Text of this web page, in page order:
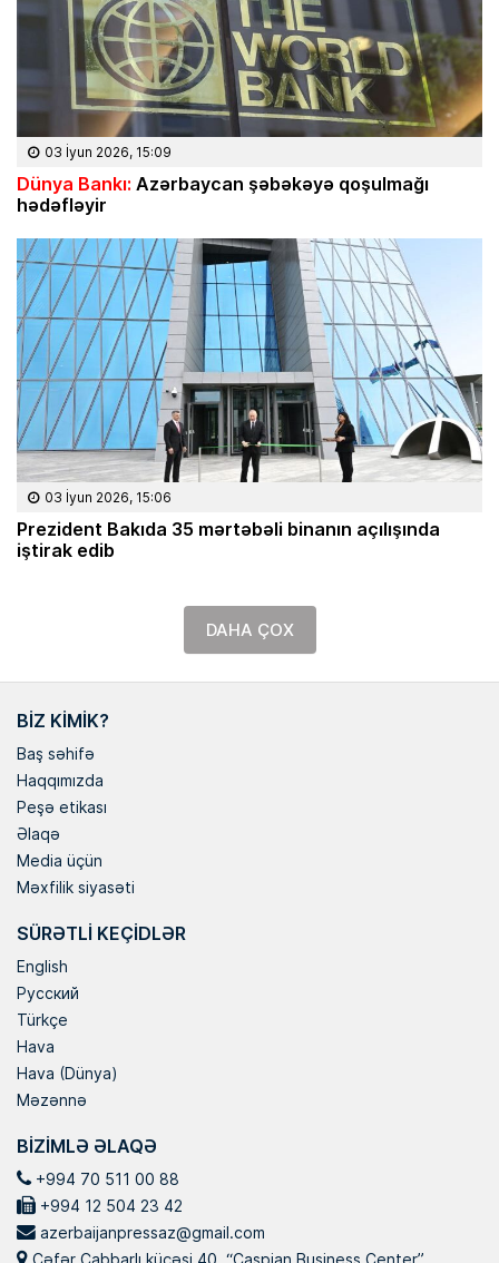
03 İyun 2026, 15:09
Dünya Bankı: Azərbaycan şəbəkəyə qoşulmağı
hədəfləyir
03 İyun 2026, 15:06
Prezident Bakıda 35 mərtəbəli binanın açılışında
iştirak edib
DAHA ÇOX
BIZ KIMIK?
Baş səhifə
Haqqımızda
Peşə etikası
Əlaqə
Media üçün
Məxfilik siyasəti
SÜRƏTLI KEÇIDLƏR
English
Русский
Türkçe
Hava
Hava (Dünya)
Məzənnə
BIZIMLƏ ƏLAQƏ
+994 70 511 00 88
+994 12 504 23 42
azerbaijanpressaz@gmail.com